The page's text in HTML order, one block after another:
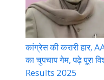
कांग्रेस की करारी हार,
का चुपचाप गेम, पढ़े पूरा
Results 2025